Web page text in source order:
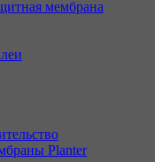
мембрана
Planter